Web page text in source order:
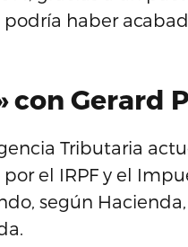
haber
Gerard
Tributaria
el IRPF y el
según